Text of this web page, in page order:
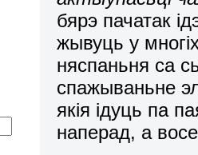
бярэ пачатак
жывуць у
няспаньня са
спажываньне
якія ідуць па
наперад, а